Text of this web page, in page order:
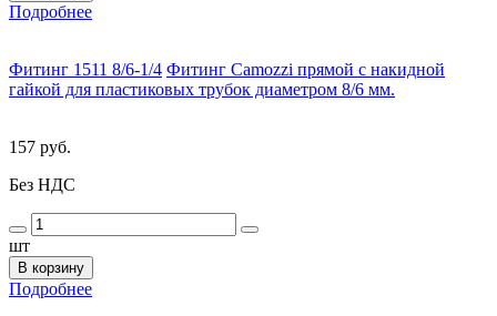
Подробнее
Фитинг 1511 8/6-1/4 Фитинг Camozzi прямой с накидной
гайкой для пластиковых трубок диаметром 8/6 мм.
157 руб.
Без НДС
шт
В корзину
Подробнее